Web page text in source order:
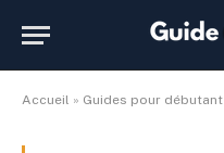
Accueil » Guides pour débutant